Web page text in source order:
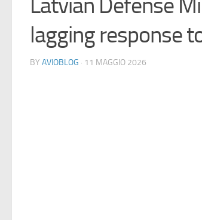
Latvian Defense
lagging response
BY AVIOBLOG · 11 MAGGIO 2026